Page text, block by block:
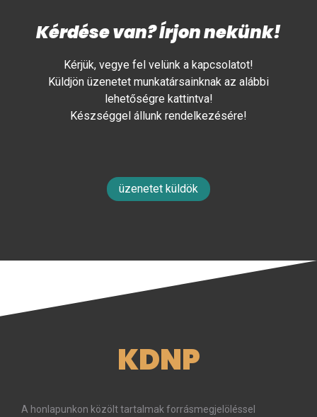
Kérdése van? Írjon nekünk!
Kérjük, vegye fel velünk a kapcsolatot!
Küldjön üzenetet munkatársainknak az alábbi
lehetőségre kattintva!
Készséggel állunk rendelkezésére!
üzenetet küldök
KDNP
A honlapunkon közölt tartalmak forrásmegjelöléssel